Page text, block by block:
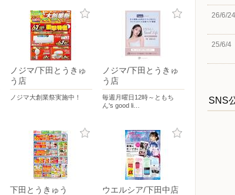
ノジマ/下田とうきゅ
う店
ノジマ大創業祭実施中！
ノジマ/下田とうきゅ
う店
毎週月曜日12時～ともち
ん's good li…
下田とうきゅう ウエルシア/下田中店
26/6/24
25/6/4
SNS